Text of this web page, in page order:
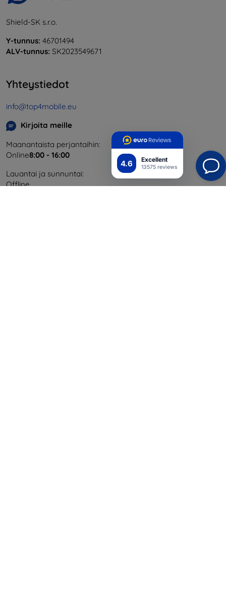
4.6 Excellent
13575 reviews
Shield-SK s.r.o.
Y-tunnus: 46701494
ALV-tunnus: SK2023549671
Yhteystiedot
info@top4mobile.eu
Kirjoita meille
Maanantaista perjantaihin:
Online8:00 - 16:00
Lauantai ja sunnuntai:
Offline